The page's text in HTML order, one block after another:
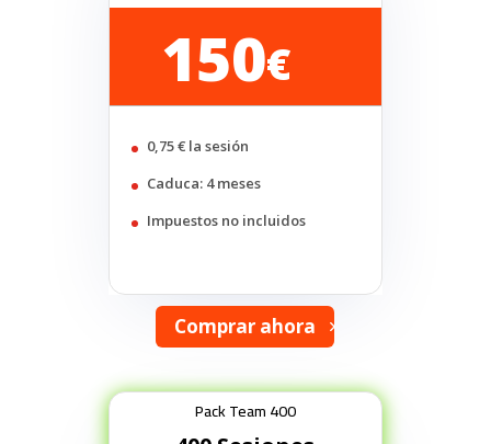
150€
0,75 € la sesión
Caduca: 4 meses
Impuestos no incluidos
Comprar ahora
Pack Team 400